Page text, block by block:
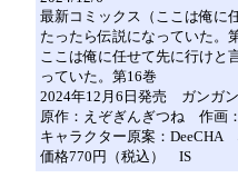
最新コミックス（ここは俺に
たったら伝説になっていた。
ここは俺に任せて先に行けと
っていた。第16巻
2024年12月6日発売 ガンガ
原作：えぞぎんぎつね 作画
キャラクター原案：DeeCHA
価格770円（税込） IS